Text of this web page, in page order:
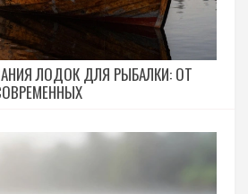
ЛОДОК ДЛЯ РЫБАЛКИ: ОТ